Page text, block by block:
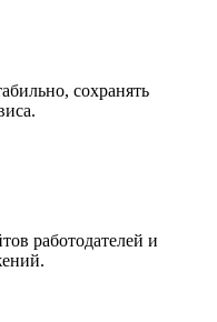
сохранять
работодателей и